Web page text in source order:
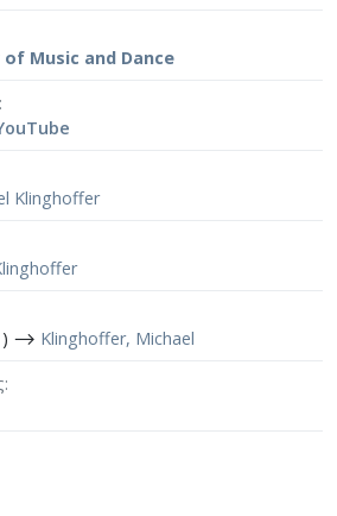
of Music and Dance
Klinghoffer
) ⟶ Klinghoffer, Michael